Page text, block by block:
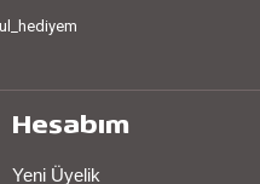
Hesabım
Yeni Üyelik